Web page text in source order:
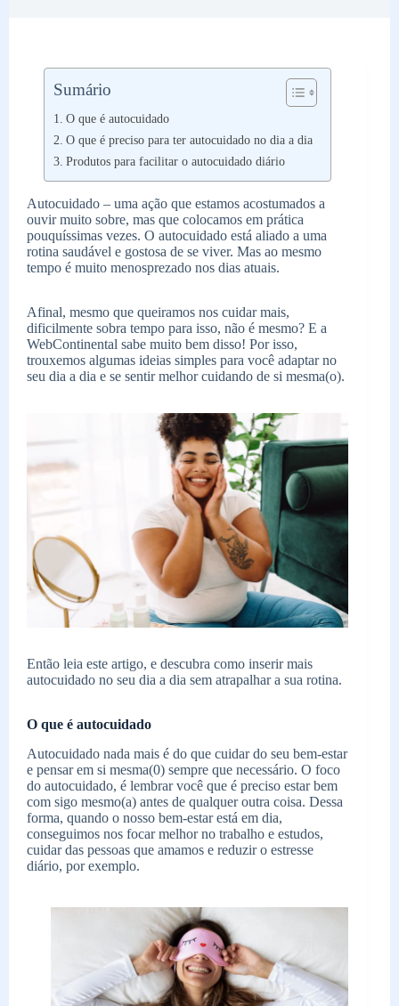
Sumário
O que é autocuidado
O que é preciso para ter autocuidado no dia a dia
Produtos para facilitar o autocuidado diário
Autocuidado – uma ação que estamos acostumados a
ouvir muito sobre, mas que colocamos em prática
pouquíssimas vezes. O autocuidado está aliado a uma
rotina saudável e gostosa de se viver. Mas ao mesmo
tempo é muito menosprezado nos dias atuais.
Afinal, mesmo que queiramos nos cuidar mais,
dificilmente sobra tempo para isso, não é mesmo? E a
WebContinental sabe muito bem disso! Por isso,
trouxemos algumas ideias simples para você adaptar no
seu dia a dia e se sentir melhor cuidando de si mesma(o).
Então leia este artigo, e descubra como inserir mais
autocuidado no seu dia a dia sem atrapalhar a sua rotina.
O que é autocuidado
Autocuidado nada mais é do que cuidar do seu bem-estar
e pensar em si mesma(0) sempre que necessário. O foco
do autocuidado, é lembrar você que é preciso estar bem
com sigo mesmo(a) antes de qualquer outra coisa. Dessa
forma, quando o nosso bem-estar está em dia,
conseguimos nos focar melhor no trabalho e estudos,
cuidar das pessoas que amamos e reduzir o estresse
diário, por exemplo.